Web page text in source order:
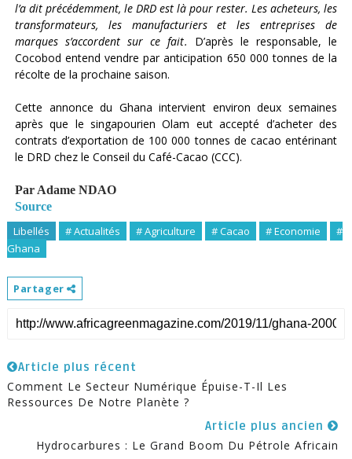
l’a dit précédemment, le DRD est là pour rester. Les acheteurs, les
transformateurs, les manufacturiers et les entreprises de
marques s’accordent sur ce fait. D’après le responsable, le
Cocobod entend vendre par anticipation 650 000 tonnes de la
récolte de la prochaine saison.
Cette annonce du Ghana intervient environ deux semaines
après que le singapourien Olam eut accepté d’acheter des
contrats d’exportation de 100 000 tonnes de cacao entérinant
le DRD chez le Conseil du Café-Cacao (CCC).
Par Adame NDAO
Source
Libellés # Actualités # Agriculture # Cacao # Economie
#
Ghana
Partager
Article plus récent
Comment Le Secteur Numérique Épuise-T-Il Les
Ressources De Notre Planète ?
Article plus ancien
Hydrocarbures : Le Grand Boom Du Pétrole Africain